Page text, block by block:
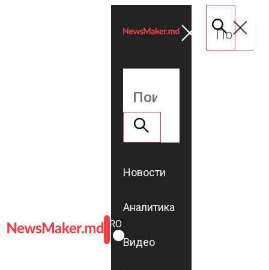
ROMÂNĂ
RU
Новости
Аналитика
Видео